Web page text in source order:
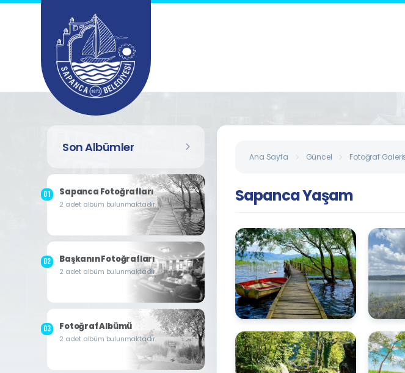
Son Albümler
Sapanca Fotoğrafları
2 adet albüm bulunmaktadır.
Başkanın Fotoğrafları
2 adet albüm bulunmaktadır.
Fotoğraf Albümü
2 adet albüm bulunmaktadır.
Ana Sayfa Güncel Fotoğraf
Sapanca Yaşam